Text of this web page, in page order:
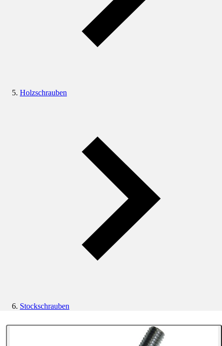
Holzschrauben
Stockschrauben